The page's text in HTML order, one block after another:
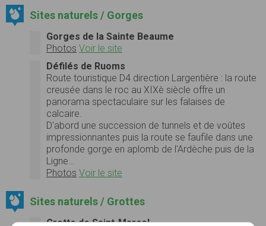
Sites naturels / Gorges
Gorges de la Sainte Beaume
Photos Voir le site
Défilés de Ruoms
Route touristique D4 direction Largentière : la route
creusée dans le roc au XIXè siècle offre un
panorama spectaculaire sur les falaises de
calcaire.
D'abord une succession de tunnels et de voûtes
impressionnantes puis la route se faufile dans une
profonde gorge en aplomb de l'Ardèche puis de la
Ligne…
Photos Voir le site
Sites naturels / Grottes
Grotte de Saint-Marcel